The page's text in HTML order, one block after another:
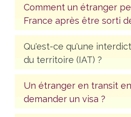
Comment un étranger
France après être sorti
Qu'est-ce qu'une
du territoire (IAT) ?
Un étranger en transit
demander un visa ?